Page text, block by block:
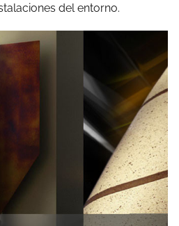
del entorno.